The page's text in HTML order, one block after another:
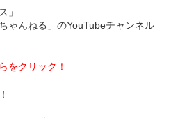
」
ゃんねる」のYouTubeチャンネル
をクリック！